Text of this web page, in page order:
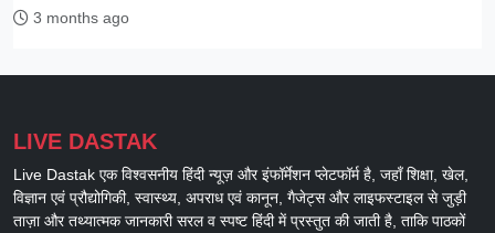
3 months ago
LIVE DASTAK
Live Dastak एक विश्वसनीय हिंदी न्यूज़ और इंफॉर्मेशन प्लेटफॉर्म है, जहाँ शिक्षा, खेल,
विज्ञान एवं प्रौद्योगिकी, स्वास्थ्य, अपराध एवं कानून, गैजेट्स और लाइफस्टाइल से जुड़ी
ताज़ा और तथ्यात्मक जानकारी सरल व स्पष्ट हिंदी में प्रस्तुत की जाती है, ताकि पाठकों